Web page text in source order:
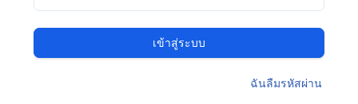
เข้าสู่ระบบ
ฉันลืมรหัสผ่าน